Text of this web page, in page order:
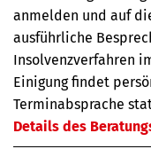
anmelden und auf
ausführliche
Insolvenzverfahren
Einigung findet
Terminabsprache
Details des